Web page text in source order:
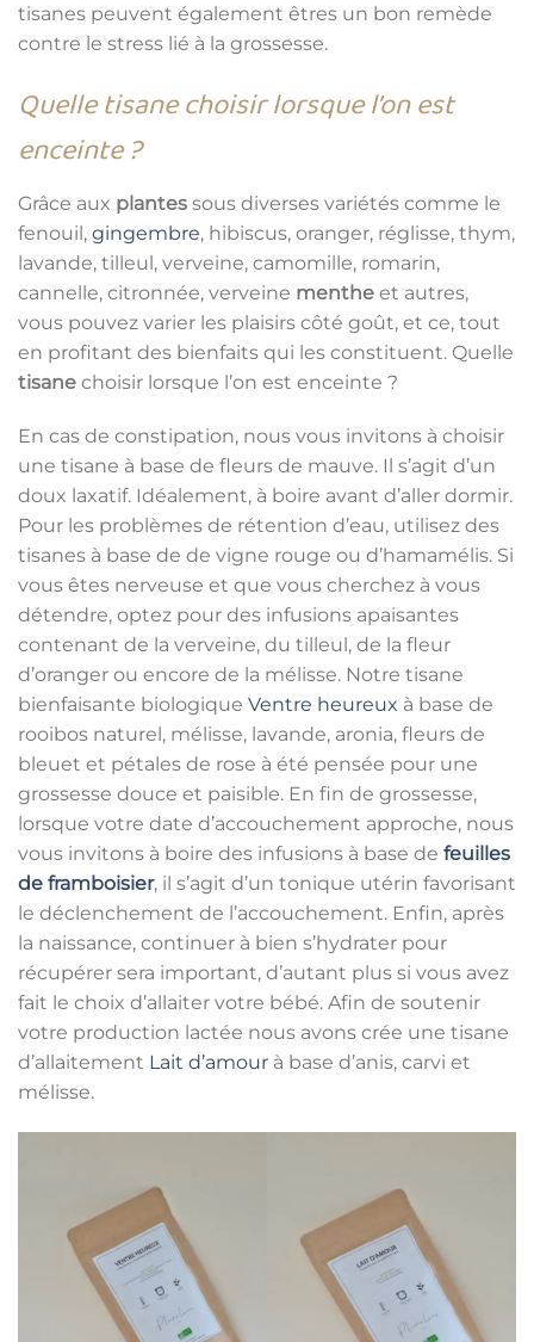
tisanes peuvent également êtres un bon remède
contre le stress lié à la grossesse.
Quelle tisane choisir lorsque l’on est
enceinte ?
Grâce aux plantes sous diverses variétés comme le
fenouil, gingembre, hibiscus, oranger, réglisse, thym,
lavande, tilleul, verveine, camomille, romarin,
cannelle, citronnée, verveine menthe et autres,
vous pouvez varier les plaisirs côté goût, et ce, tout
en profitant des bienfaits qui les constituent. Quelle
tisane choisir lorsque l’on est enceinte ?
En cas de constipation, nous vous invitons à choisir
une tisane à base de fleurs de mauve. Il s’agit d’un
doux laxatif. Idéalement, à boire avant d’aller dormir.
Pour les problèmes de rétention d’eau, utilisez des
tisanes à base de de vigne rouge ou d’hamamélis. Si
vous êtes nerveuse et que vous cherchez à vous
détendre, optez pour des infusions apaisantes
contenant de la verveine, du tilleul, de la fleur
d’oranger ou encore de la mélisse. Notre tisane
bienfaisante biologique Ventre heureux à base de
rooibos naturel, mélisse, lavande, aronia, fleurs de
bleuet et pétales de rose à été pensée pour une
grossesse douce et paisible. En fin de grossesse,
lorsque votre date d’accouchement approche, nous
vous invitons à boire des infusions à base de feuilles
de framboisier, il s’agit d’un tonique utérin favorisant
le déclenchement de l’accouchement. Enfin, après
la naissance, continuer à bien s’hydrater pour
récupérer sera important, d’autant plus si vous avez
fait le choix d’allaiter votre bébé. Afin de soutenir
votre production lactée nous avons crée une tisane
d’allaitement Lait d’amour à base d’anis, carvi et
mélisse.